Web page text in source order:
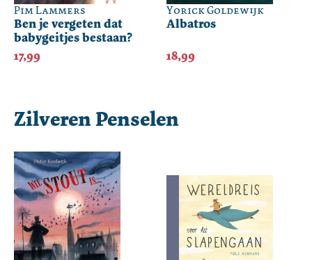
Pim Lammers
Ben je vergeten dat
babygeitjes bestaan?
17,99
Yorick Goldewijk
Albatros
18,99
Zilveren Penselen